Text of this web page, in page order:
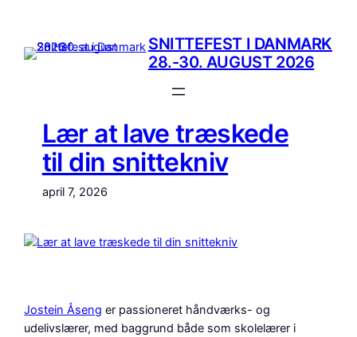
indhold
SNITTEFEST I DANMARK
28.-30. AUGUST 2026
Lær at lave træskede
til din snittekniv
april 7, 2026
Jostein Åseng er passioneret håndværks- og
udelivslærer, med baggrund både som skolelærer i